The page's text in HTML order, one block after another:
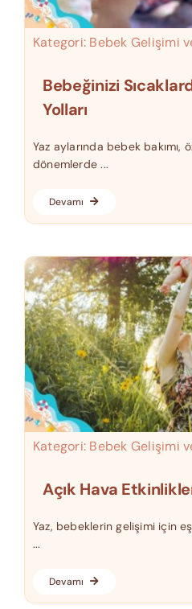
Kategori: Bebek Gelişimi
Bebeğinizi
Yolları
Yaz aylarında bebek bakımı,
dönemlerde ...
Devamı
Kategori: Bebek Gelişimi
Açık Hava
Yaz, bebeklerin gelişimi için
...
Devamı